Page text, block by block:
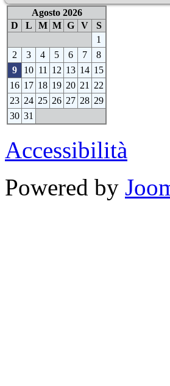
Agosto 2026
D
L M M G V
S
1
2
3 4 5 6 7
8
9
10 11 12 13 14 15
16 17 18 19 20 21
22
23 24 25 26 27 28 29
30 31
Accessibilità
Powered by